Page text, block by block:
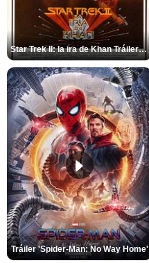
Star Trek II: la ira de Khan Tráiler VO
Tráiler 'Spider-Man: No Way Home'